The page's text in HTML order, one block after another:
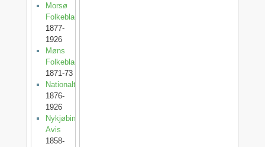
Morsø
Folkeblad
1877-
1926
Møns
Folkeblad
1871-73
Nationaltidende
1876-
1926
Nykjøbing
Avis
1858-